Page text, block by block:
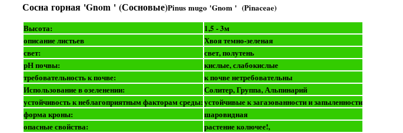
Сосна горная 'Gnom ' (Сосновые)Pinus mugo 'Gnom ' (Pinaceae)
Высота:
1,5 - 3м
описание листьев
Хвоя темно-зеленая
свет:
свет, полутень
рН почвы:
кислые, слабокислые
требовательность к почве:
к почве нетребовательны
Использование в озеленении:
Солитер, Группа, Альпинарий
устойчивость к неблагоприятным факторам среды:устойчивые к загазованности и запыленности
форма кроны:
шаровидная
опасные свойства:
растение колючее!,